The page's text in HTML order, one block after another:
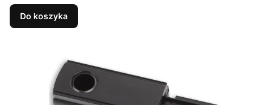
Do koszyka